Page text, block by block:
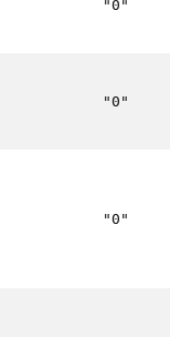
"0"
"0"
"0"